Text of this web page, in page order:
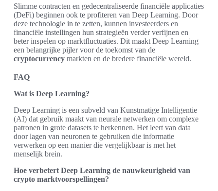
Slimme contracten en gedecentraliseerde financiële applicaties
(DeFi) beginnen ook te profiteren van Deep Learning. Door
deze technologie in te zetten, kunnen investeerders en
financiële instellingen hun strategieën verder verfijnen en
beter inspelen op marktfluctuaties. Dit maakt Deep Learning
een belangrijke pijler voor de toekomst van de
cryptocurrency markten en de bredere financiële wereld.
FAQ
Wat is Deep Learning?
Deep Learning is een subveld van Kunstmatige Intelligentie
(AI) dat gebruik maakt van neurale netwerken om complexe
patronen in grote datasets te herkennen. Het leert van data
door lagen van neuronen te gebruiken die informatie
verwerken op een manier die vergelijkbaar is met het
menselijk brein.
Hoe verbetert Deep Learning de nauwkeurigheid van
crypto marktvoorspellingen?